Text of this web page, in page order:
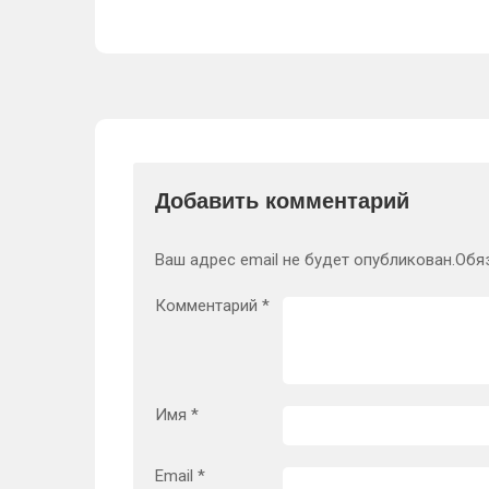
Добавить комментарий
Ваш адрес email не будет опубликован.
Комментарий *
Имя *
Email *